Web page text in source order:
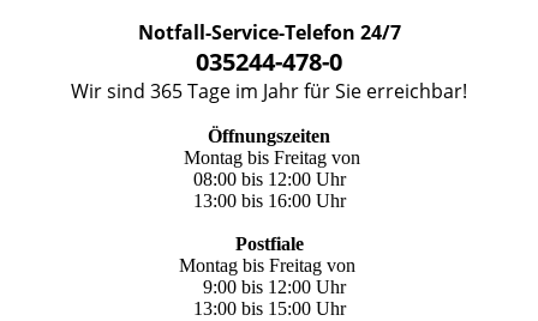
Notfall-Service-Telefon 24/7
035244-478-0
Wir sind 365 Tage im Jahr für Sie erreichbar!
Öffnungszeiten
Montag bis Freitag von
08:00 bis 12:00 Uhr
13:00 bis 16:00 Uhr
Postfiale
Montag bis Freitag von
9:00 bis 12:00 Uhr
13:00 bis 15:00 Uhr